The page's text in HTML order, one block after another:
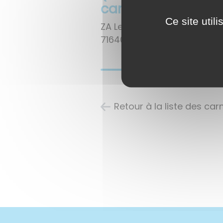
carrelage)
ZA Les Pièces Bourgeoises
71640
Retour à la liste des
Ce site